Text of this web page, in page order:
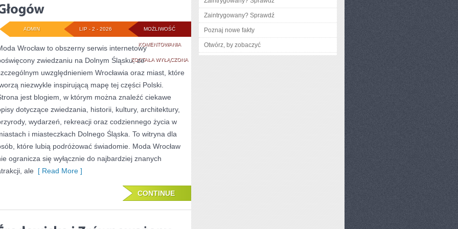
MOŻLIWOŚĆ
KOMENTOWANIAGŁOGÓW
ZOSTAŁA WYŁĄCZONA
LIP - 2 - 2026
ADMIN
Wrocław to obszerny serwis internetowy
zwiedzaniu na Dolnym Śląsku, ze
uwzględnieniem Wrocławia oraz miast, które
niezwykle inspirującą mapę tej części Polski.
jest blogiem, w którym można znaleźć ciekawe
dotyczące zwiedzania, historii, kultury, architektury,
wydarzeń, rekreacji oraz codziennego życia w
i miasteczkach Dolnego Śląska. To witryna dla
które lubią podróżować świadomie. Moda Wrocław
ogranicza się wyłącznie do najbardziej znanych
ale [ Read More ]
CONTINUE
Zaintrygowany? Sprawdź
Poznaj nowe fakty
Otwórz, by zobaczyć